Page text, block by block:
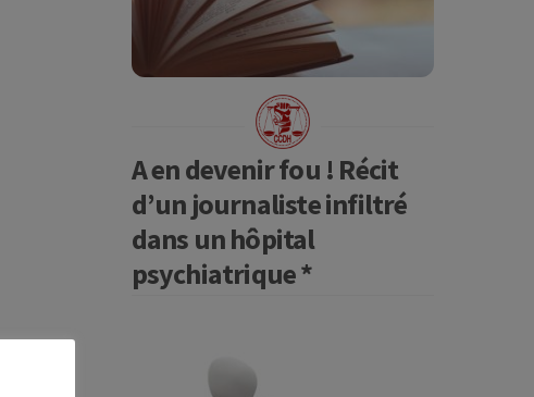
A en devenir fou ! Récit
d’un journaliste infiltré
dans un hôpital
psychiatrique *